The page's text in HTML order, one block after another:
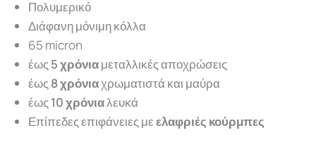
Πολυμερικό
Διάφανη μόνιμη κόλλα
65 micron
έως 5 χρόνιαμεταλλικές αποχρώσεις
έως 8 χρόνιαχρωματιστά και μαύρα
έως 10 χρόνιαλευκά
Επίπεδες επιφάνειες μεελαφριές κούρμπες